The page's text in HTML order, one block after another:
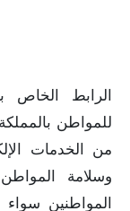
الرابط الخاص
للمواطن
من الخدمات
وسلامة
المواطنين